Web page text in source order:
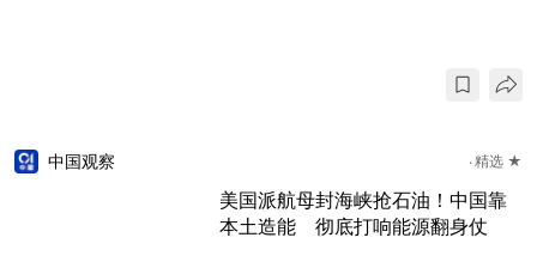
中国观察 精选 ★
美国派航母封海峡抢石油！中国靠
本土造能 彻底打响能源翻身仗